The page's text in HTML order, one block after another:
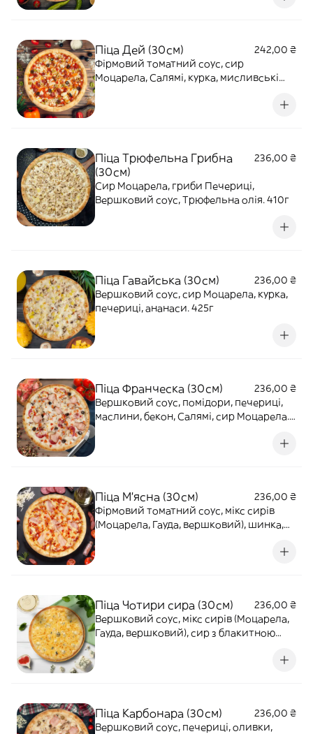
Піца Дей (30см)
242,00 ₴
Фірмовий томатний соус, сир
Моцарела, Салямі, курка, мисливські
оливки, болгарський перець, соус Світ
Піца Трюфельна Грибна
(30см)
236,00 ₴
Сир Моцарела, гриби Печериці,
Вершковий соус, Трюфельна олія. 410г
Піца Гавайська (30см)
236,00 ₴
Вершковий соус, сир Моцарела, курка,
печериці, ананаси. 425г
Піца Франческа (30см)
236,00 ₴
Вершковий соус, помідори, печериці,
маслини, бекон, Салямі, сир Моцарела.
Піца М'ясна (30см)
236,00 ₴
Фірмовий томатний соус, мікс сирів
(Моцарела, Гауда, вершковий), шинка,
Піца Чотири сира (30см)
236,00 ₴
Вершковий соус, мікс сирів (Моцарела,
Гауда, вершковий), сир з блакитною
Піца Карбонара (30см)
236,00 ₴
Вершковий соус, печериці, оливки,